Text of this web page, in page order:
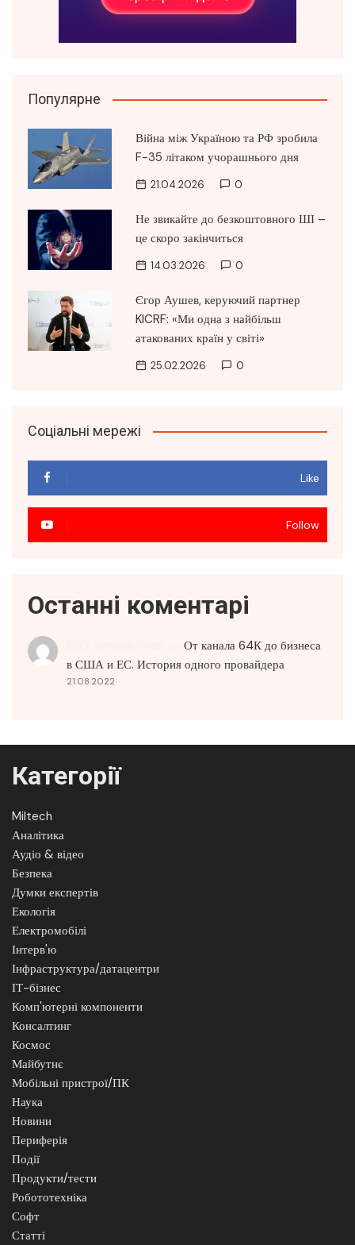
Популярне
Війна між Україною та РФ зробила
F-35 літаком учорашнього дня
21.04.2026 0
Не звикайте до безкоштовного ШІ –
це скоро закінчиться
14.03.2026 0
Єгор Аушев, керуючий партнер
KICRF: «Ми одна з найбільш
атакованих країн у світі»
25.02.2026 0
Соціальні мережі
Like
Follow
Останні коментарі
От канала 64К до бизнеса
в США и ЕС. История одного провайдера
21.08.2022
Категорії
Miltech
Аналітика
Аудіо & відео
Безпека
Думки експертів
Екологія
Електромобілі
Інтерв'ю
Інфраструктура/датацентри
ІТ-бізнес
Комп'ютерні компоненти
Консалтинг
Космос
Майбутнє
Мобільні пристрої/ПК
Наука
Новини
Периферія
Події
Продукти/тести
Робототехніка
Софт
Статті